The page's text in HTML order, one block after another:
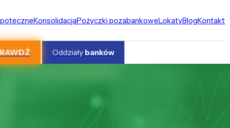
KonsolidacjaPożyczki pozabankoweLokatyBlogKontakt
Oddziały banków